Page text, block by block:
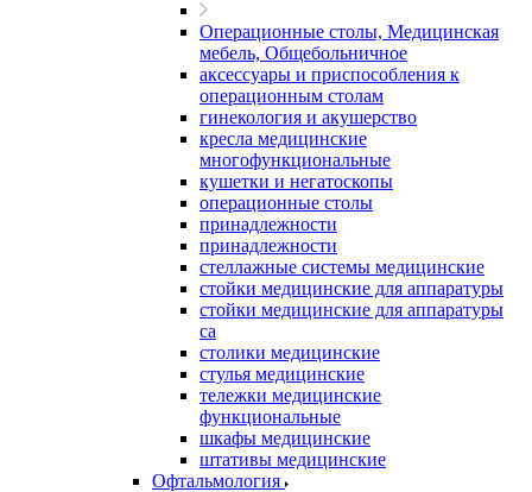
Операционные столы, Медицинская
мебель, Общебольничное
аксессуары и приспособления к
операционным столам
гинекология и акушерство
кресла медицинские
многофункциональные
кушетки и негатоскопы
операционные столы
принадлежности
принадлежности
стеллажные системы медицинские
стойки медицинские для аппаратуры
стойки медицинские для аппаратуры
са
столики медицинские
стулья медицинские
тележки медицинские
функциональные
шкафы медицинские
штативы медицинские
Офтальмология